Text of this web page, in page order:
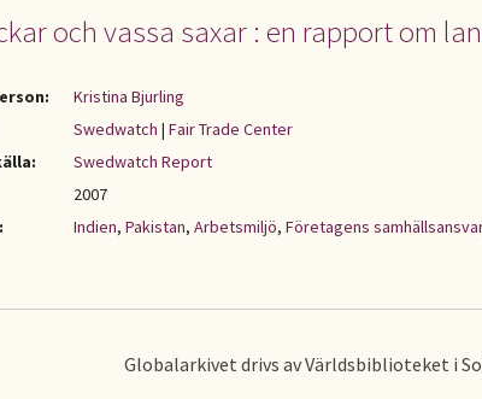
och vassa saxar : en rapport om
Kristina Bjurling
Swedwatch | Fair Trade Center
Swedwatch Report
2007
Indien, Pakistan, Arbetsmiljö, Företagens samhällsansvar
Globalarkivet drivs av Världsbiblioteket i